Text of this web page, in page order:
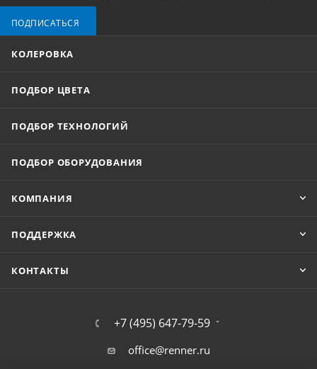
ПОДПИСАТЬСЯ
КОЛЕРОВКА
ПОДБОР ЦВЕТА
ПОДБОР ТЕХНОЛОГИЙ
ПОДБОР ОБОРУДОВАНИЯ
КОМПАНИЯ
ПОДДЕРЖКА
КОНТАКТЫ
+7 (495) 647-79-59
office@renner.ru